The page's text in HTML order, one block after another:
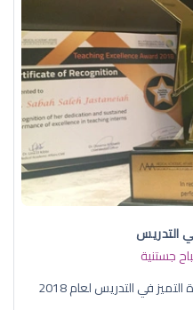
التدريس
جستنية
في التدريس لعام 2018